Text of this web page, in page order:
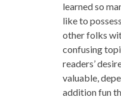
learned so
like to
other folks
confusing
readers’
valuable,
addition fun